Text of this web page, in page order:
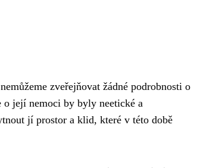
zveřejňovat žádné podrobnosti o
o její nemoci by byly neetické a
jí prostor a klid, které v této době